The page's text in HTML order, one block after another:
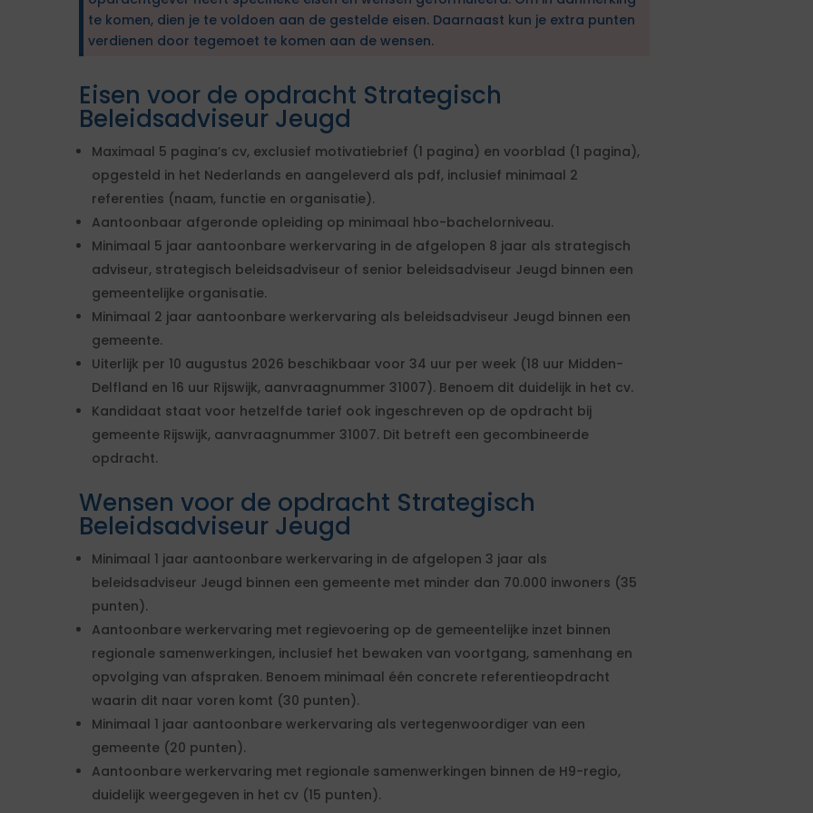
te komen, dien je te voldoen aan de gestelde eisen. Daarnaast kun je extra punten
verdienen door tegemoet te komen aan de wensen.
Eisen voor de opdracht Strategisch
Beleidsadviseur Jeugd
Maximaal 5 pagina’s cv, exclusief motivatiebrief (1 pagina) en voorblad (1 pagina),
opgesteld in het Nederlands en aangeleverd als pdf, inclusief minimaal 2
referenties (naam, functie en organisatie).
Aantoonbaar afgeronde opleiding op minimaal hbo-bachelorniveau.
Minimaal 5 jaar aantoonbare werkervaring in de afgelopen 8 jaar als strategisch
adviseur, strategisch beleidsadviseur of senior beleidsadviseur Jeugd binnen een
gemeentelijke organisatie.
Minimaal 2 jaar aantoonbare werkervaring als beleidsadviseur Jeugd binnen een
gemeente.
Uiterlijk per 10 augustus 2026 beschikbaar voor 34 uur per week (18 uur Midden-
Delfland en 16 uur Rijswijk, aanvraagnummer 31007). Benoem dit duidelijk in het cv.
Kandidaat staat voor hetzelfde tarief ook ingeschreven op de opdracht bij
gemeente Rijswijk, aanvraagnummer 31007. Dit betreft een gecombineerde
opdracht.
Wensen voor de opdracht Strategisch
Beleidsadviseur Jeugd
Minimaal 1 jaar aantoonbare werkervaring in de afgelopen 3 jaar als
beleidsadviseur Jeugd binnen een gemeente met minder dan 70.000 inwoners (35
punten).
Aantoonbare werkervaring met regievoering op de gemeentelijke inzet binnen
regionale samenwerkingen, inclusief het bewaken van voortgang, samenhang en
opvolging van afspraken. Benoem minimaal één concrete referentieopdracht
waarin dit naar voren komt (30 punten).
Minimaal 1 jaar aantoonbare werkervaring als vertegenwoordiger van een
gemeente (20 punten).
Aantoonbare werkervaring met regionale samenwerkingen binnen de H9-regio,
duidelijk weergegeven in het cv (15 punten).